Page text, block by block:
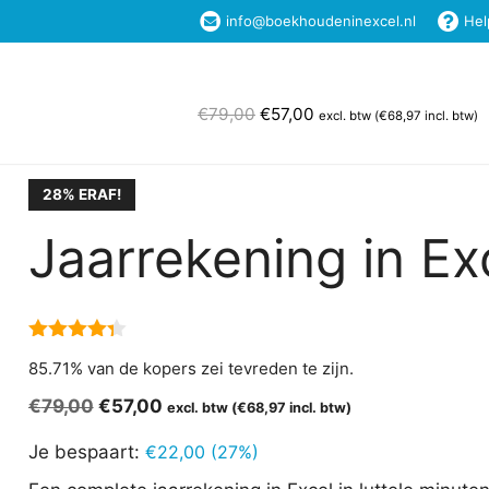
info@boekhoudeninexcel.nl
28% ERAF!
Jaarrekening in
5
85.71% van de kopers zei tevreden te zijn.
€79,00 Oorspronkelijke
was:
€57,00Huidige
is:
excl. btw (€68,97 incl. btw)
Je bespaart: €22,00 (27%)
€79,00 Oorspronkelijke
€57,00 Huidige
excl. btw (€68,97 incl. btw)